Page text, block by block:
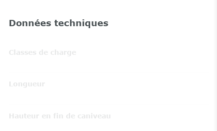
Données techniques
Classes de charge
Longueur
Hauteur en fin de caniveau